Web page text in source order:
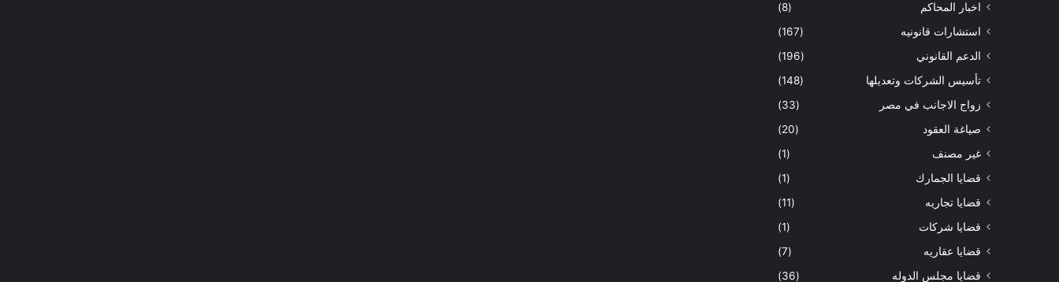
اخبار المحاكم
(8)
استشارات قانونيه
(167)
الدعم القانوني
(196)
تأسيس الشركات وتعديلها
(148)
زواج الاجانب في مصر
(33)
صياغة العقود
(20)
غير مصنف
(1)
قضايا الجمارك
(1)
قضايا تجاريه
(11)
قضايا شركات
(1)
قضايا عقاريه
(7)
قضايا مجلس الدوله
(36)